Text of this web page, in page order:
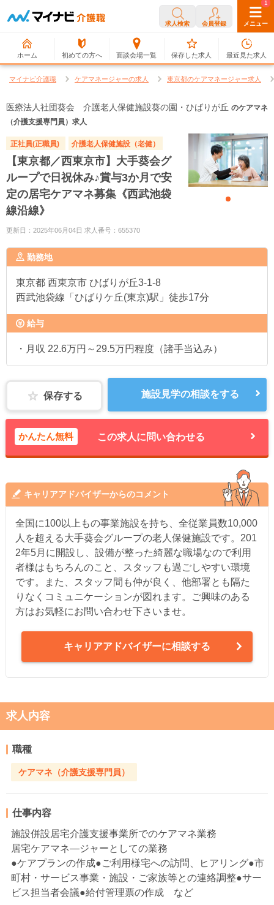
求人検索 会員登録 メニュー
ホーム 初めての方へ 面談会場一覧
0
保存した求人
1
最近見た求人
マイナビ介護職 ケアマネージャーの求人 東京都のケアマネージャー求人
医療法人社団葵会 介護老人保健施設葵の園・ひばりが丘 のケアマネ
（介護支援専門員）求人
正社員(正職員) 介護老人保健施設（老健）
【東京都／西東京市】大手葵会グ
ループで日祝休み♪賞与3か月で安
定の居宅ケアマネ募集《西武池袋
線沿線》
更新日：2025年06月04日 求人番号：655370
勤務地
東京都 西東京市 ひばりが丘3-1-8
西武池袋線「ひばりケ丘(東京)駅」徒歩17分
給与
・月収 22.6万円～29.5万円程度（諸手当込み）
保存する 施設見学の相談をする
かんたん無料 この求人に問い合わせる
キャリアアドバイザーからのコメント
全国に100以上もの事業施設を持ち、全従業員数10,000
人を超える大手葵会グループの老人保健施設です。201
2年5月に開設し、設備が整った綺麗な職場なので利用
者様はもちろんのこと、スタッフも過ごしやすい環境
です。また、スタッフ間も仲が良く、他部署とも隔た
りなくコミュニケーションが図れます。ご興味のある
方はお気軽にお問い合わせ下さいませ。
キャリアアドバイザーに相談する
求人内容
職種
ケアマネ（介護支援専門員）
仕事内容
施設併設居宅介護支援事業所でのケアマネ業務
居宅ケアマネ―ジャーとしての業務
●ケアプランの作成●ご利用様宅への訪問、ヒアリング●市
町村・サービス事業・施設・ご家族等との連絡調整●サー
ビス担当者会議●給付管理票の作成 など